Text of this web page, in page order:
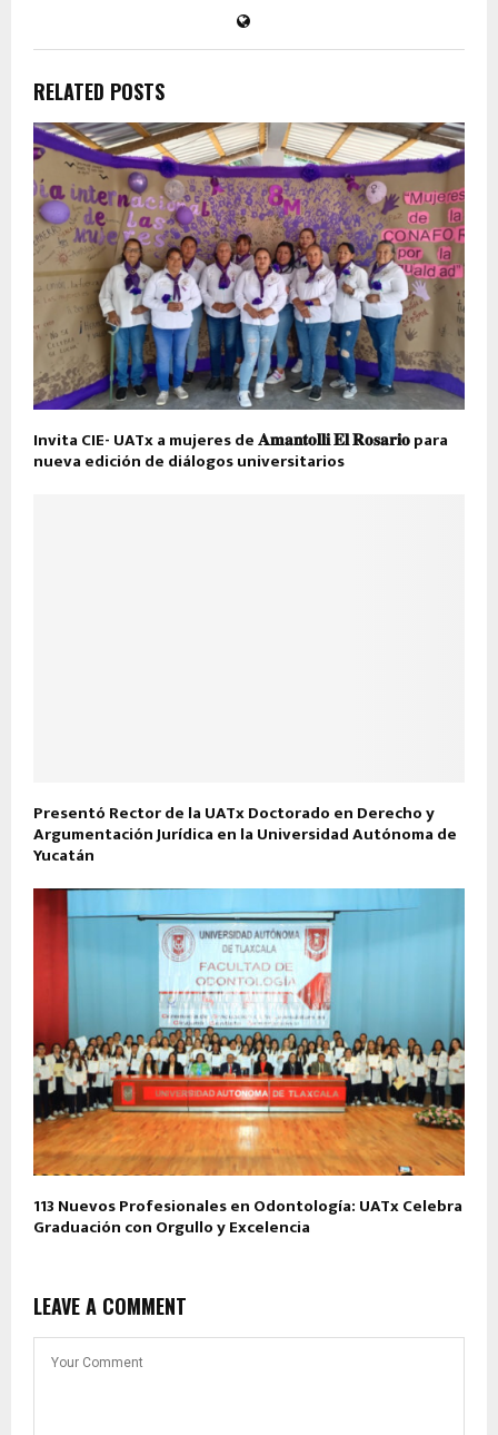
RELATED POSTS
Invita CIE- UATx a mujeres de 𝐀𝐦𝐚𝐧𝐭𝐨𝐥𝐥𝐢 𝐄𝐥 𝐑𝐨𝐬𝐚𝐫𝐢𝐨 para
nueva edición de diálogos universitarios
Presentó Rector de la UATx Doctorado en Derecho y
Argumentación Jurídica en la Universidad Autónoma de
Yucatán
113 Nuevos Profesionales en Odontología: UATx Celebra
Graduación con Orgullo y Excelencia
LEAVE A COMMENT